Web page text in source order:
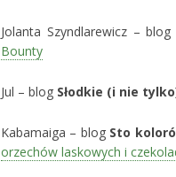
Jolanta Szyndlarewicz – blog
Bounty
Jul – blog Słodkie (i nie
Kabamaiga – blog Sto
orzechów laskowych i